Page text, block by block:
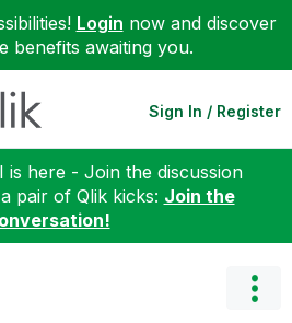
Login now and discover
benefits awaiting you.
Sign In / Register
is here - Join the discussion
pair of Qlik kicks: Join the